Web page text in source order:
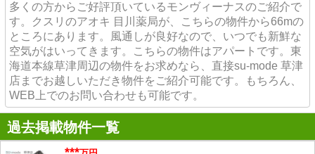
多くの方からご好評頂いているモンヴィーナスのご紹介で
す。クスリのアオキ 目川薬局が、こちらの物件から66mの
ところにあります。風通しが良好なので、いつでも新鮮な
空気がはいってきます。こちらの物件はアパートです。東
海道本線草津周辺の物件をお求めなら、直接su-mode 草津
店までお越しいただき物件をご紹介可能です。もちろん、
WEB上でのお問い合わせも可能です。
過去掲載物件一覧